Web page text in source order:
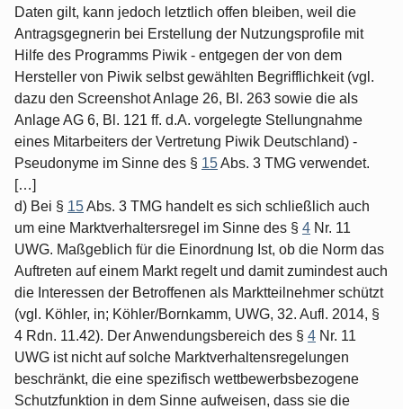
Daten gilt, kann jedoch letztlich offen bleiben, weil die
Antragsgegnerin bei Erstellung der Nutzungsprofile mit
Hilfe des Programms Piwik - entgegen der von dem
Hersteller von Piwik selbst gewählten Begrifflichkeit (vgl.
dazu den Screenshot Anlage 26, Bl. 263 sowie die als
Anlage AG 6, Bl. 121 ff. d.A. vorgelegte Stellungnahme
eines Mitarbeiters der Vertretung Piwik Deutschland) -
Pseudonyme im Sinne des § 15Abs. 3 TMG verwendet.
[…]
d) Bei § 15Abs. 3 TMG handelt es sich schließlich auch
um eine Marktverhaltersregel im Sinne des § 4 Nr. 11
UWG. Maßgeblich für die Einordnung Ist, ob die Norm das
Auftreten auf einem Markt regelt und damit zumindest auch
die Interessen der Betroffenen als Marktteilnehmer schützt
(vgl. Köhler, in; Köhler/Bornkamm, UWG, 32. Aufl. 2014, §
4 Rdn. 11.42). Der Anwendungsbereich des § 4 Nr. 11
UWG ist nicht auf solche Marktverhaltensregelungen
beschränkt, die eine spezifisch wettbewerbsbezogene
Schutzfunktion in dem Sinne aufweisen, dass sie die